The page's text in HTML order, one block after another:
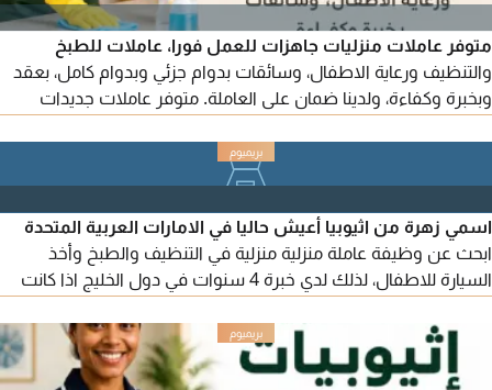
متوفر عاملات منزليات جاهزات للعمل فورا، عاملات للطبخ
والتنظيف ورعاية الاطفال، وسائقات بدوام جزئي وبدوام كامل، بعقد
وبخبرة وكفاءة، ولدينا ضمان على العاملة. متوفر عاملات جديدات
اسمي زهرة من اثيوبيا أعيش حاليا في الامارات العربية المتحدة
ابحث عن وظيفة عاملة منزلية منزلية في التنظيف والطبخ وأخذ
السيارة للاطفال، لذلك لدي خبرة 4 سنوات في دول الخليج اذا كانت